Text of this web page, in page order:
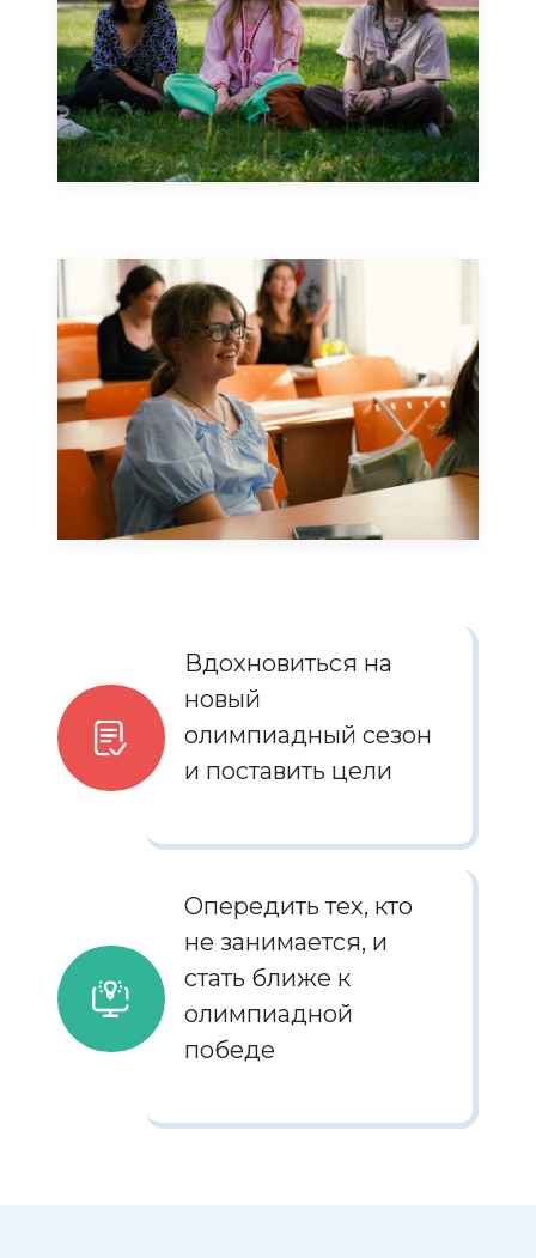
Вдохновиться на
новый
олимпиадный сезон
и поставить цели
Опередить тех, кто
не занимается, и
стать ближе к
олимпиадной
победе